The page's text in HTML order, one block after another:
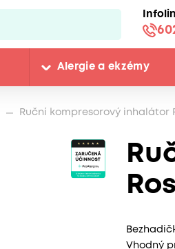
Alergie a ekzémy
Ruční kompresorový inhalátor
Vhodný